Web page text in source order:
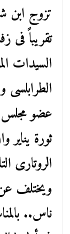
تزوج ابن
تقريباً
السيدات
عضو
ثورة يناير
الروتارى
ويختلف
ناس..